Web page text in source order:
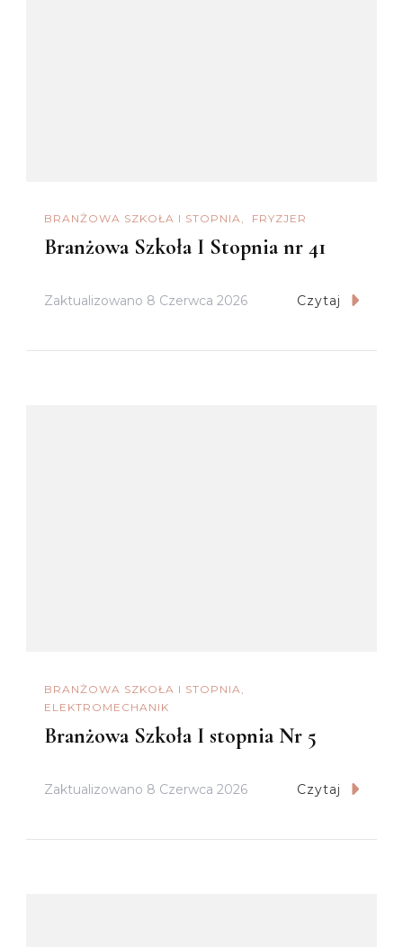
BRANŻOWA SZKOŁA I STOPNIA FRYZJER
Branżowa Szkoła I Stopnia nr 41
Zaktualizowano 8 Czerwca 2026 Czytaj
BRANŻOWA SZKOŁA I STOPNIA
ELEKTROMECHANIK
Branżowa Szkoła I stopnia Nr 5
Zaktualizowano 8 Czerwca 2026 Czytaj